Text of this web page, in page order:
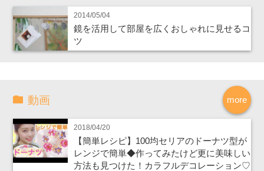
2014/05/04
鏡を活用して部屋を広くおしゃれに見せるコ
ツ
more
動画
2018/04/20
【簡単レシピ】100均セリアのドーナツ型が
レンジで簡単◆作ってみたけど更に美味しい
方法も見つけた！カラフルデコレーション♡